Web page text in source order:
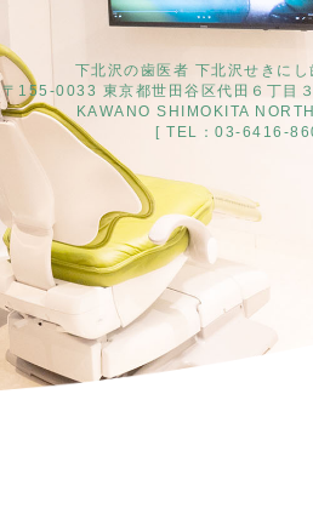
下北沢の歯医者 下北沢せきにし
〒155-0033 東京都世田谷区代田６丁目
KAWANO SHIMOKITA
[ TEL： 03-6416-